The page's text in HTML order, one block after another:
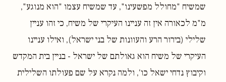
שמשיח "מחולל מפשעינו", עד שמשיח עצמו "הוא מנוגע",
מ"מ לכאורה אין זה עניינו העיקרי של משיח, כי זהו עניין
שלילי (בירור הרע והעוונות של בני ישראל), ואילו עניינו
העיקרי של משיח הוא גאולתם של ישראל - בניין בית המקדש
וקיבוץ נדחי ישאל כו', ולמה נקרא על שם פעולתו השלילית